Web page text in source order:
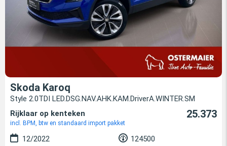
Skoda Karoq
Style 2.0TDI LED.DSG.NAV.AHK.KAM.DriverA.WINTER.SM
Rijklaar op kenteken
incl. BPM, btw en standaard import pakket
25.373
12/2022
124500